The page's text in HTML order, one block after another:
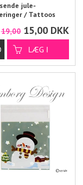
jule-
/ Tattoos
19,00 15,00 DKK